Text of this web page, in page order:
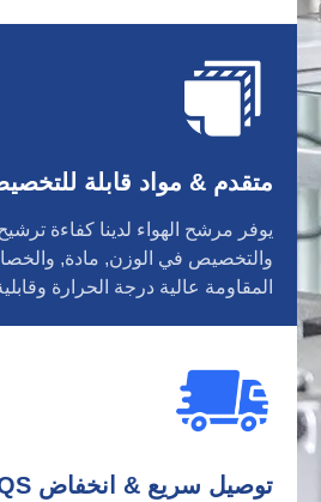
متقدم & مواد قابلة
يوفر مرشح الهواء لدينا كفاءة
والتخصيص في الوزن, مادة,
المقاومة عالية درجة الحرارة
توصيل سريع & انخفاض MOQS